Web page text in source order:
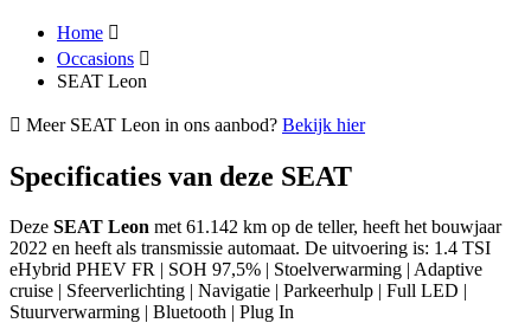
Home
Occasions
SEAT Leon
Meer SEAT Leon in ons aanbod? Bekijk hier
Specificaties van deze SEAT
Deze SEAT Leon met 61.142 km op de teller, heeft het bouwjaar
2022 en heeft als transmissie automaat. De uitvoering is: 1.4 TSI
eHybrid PHEV FR | SOH 97,5% | Stoelverwarming | Adaptive
cruise | Sfeerverlichting | Navigatie | Parkeerhulp | Full LED |
Stuurverwarming | Bluetooth | Plug In